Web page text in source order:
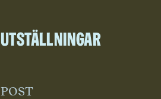
Utställningar
POST